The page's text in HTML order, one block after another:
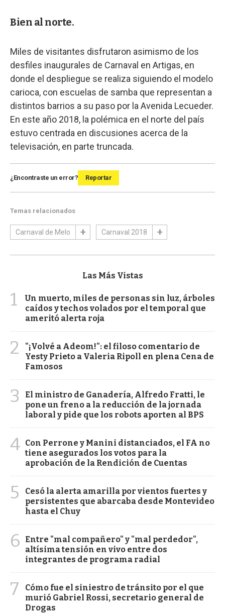
Bien al norte.
Miles de visitantes disfrutaron asimismo de los
desfiles inaugurales de Carnaval en Artigas, en
donde el despliegue se realiza siguiendo el modelo
carioca, con escuelas de samba que representan a
distintos barrios a su paso por la Avenida Lecueder.
En este año 2018, la polémica en el norte del país
estuvo centrada en discusiones acerca de la
televisación, en parte truncada.
¿Encontraste un error? Reportar
Temas relacionados
Carnaval de Melo Carnaval 2018
Las Más Vistas
1
Un muerto, miles de personas sin luz, árboles
caídos y techos volados por el temporal que
ameritó alerta roja
2
"¡Volvé a Adeom!": el filoso comentario de
Yesty Prieto a Valeria Ripoll en plena Cena de
Famosos
3
El ministro de Ganadería, Alfredo Fratti, le
pone un freno a la reducción de la jornada
laboral y pide que los robots aporten al BPS
4 Con Perrone y Manini distanciados, el FA no
tiene asegurados los votos para la
aprobación de la Rendición de Cuentas
5
Cesó la alerta amarilla por vientos fuertes y
persistentes que abarcaba desde Montevideo
hasta el Chuy
6
Entre "mal compañero" y "mal perdedor",
altísima tensión en vivo entre dos
integrantes de programa radial
7
Cómo fue el siniestro de tránsito por el que
murió Gabriel Rossi, secretario general de
Drogas